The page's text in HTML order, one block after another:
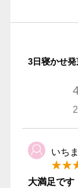
3日寝かせ
いち
大満足です